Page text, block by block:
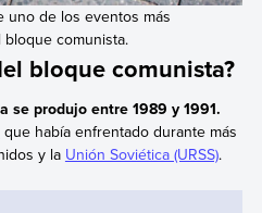
uno de los eventos más
comunista.
bloque comunista?
se produjo entre 1989 y 1991.
que había enfrentado durante más
y la Unión Soviética (URSS).